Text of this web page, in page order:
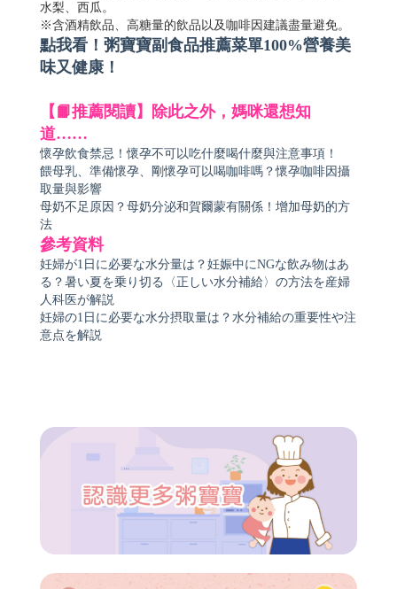
水梨、西瓜。
※含酒精飲品、高糖量的飲品以及咖啡因建議盡量避免。
點我看！粥寶寶副食品推薦菜單100%營養美
味又健康！
【📙推薦閱讀】除此之外，媽咪還想知
道……
懷孕飲食禁忌！懷孕不可以吃什麼喝什麼與注意事項！
餵母乳、準備懷孕、剛懷孕可以喝咖啡嗎？懷孕咖啡因攝
取量與影響
母奶不足原因？母奶分泌和賀爾蒙有關係！增加母奶的方
法
參考資料
妊婦が1日に必要な水分量は？妊娠中にNGな飲み物はあ
る？暑い夏を乗り切る〈正しい水分補給〉の方法を産婦
人科医が解説
妊婦の1日に必要な水分摂取量は？水分補給の重要性や注
意点を解説